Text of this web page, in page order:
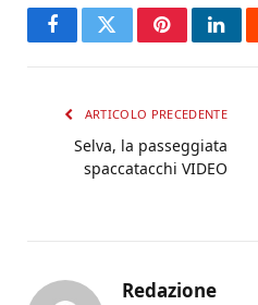
FacebookTwitterPinterest
ARTICOLO PRECEDENTE
Selva, la passeggiata
spaccatacchi VIDEO
Redazione